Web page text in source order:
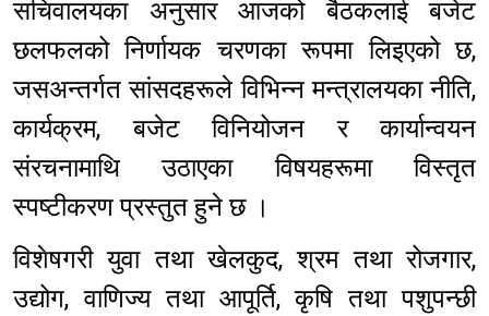
सचिवालयका अनुसार आजको बैठकलाई बजेट
छलफलको निर्णायक चरणका रूपमा लिइएको छ,
जसअन्तर्गत सांसदहरूले विभिन्न मन्त्रालयका नीति,
कार्यक्रम, बजेट विनियोजन र कार्यान्वयन
संरचनामाथि उठाएका विषयहरूमा विस्तृत
स्पष्टीकरण प्रस्तुत हुने छ ।
विशेषगरी युवा तथा खेलकुद, श्रम तथा रोजगार,
उद्योग, वाणिज्य तथा आपूर्ति, कृषि तथा पशुपन्छी